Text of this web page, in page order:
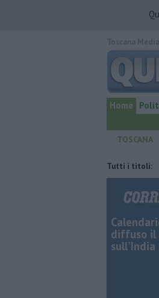
quotidiano
Home
TOSCANA
Tutti i titoli:
Il grande caldo non
diffuso il
sull'India